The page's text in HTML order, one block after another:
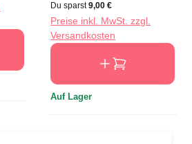
Du sparst9,00 €
Preise inkl. MwSt. zzgl.
Versandkosten
Auf Lager